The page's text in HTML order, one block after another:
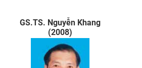
GS.TS. Nguyễn Khang
(2008)